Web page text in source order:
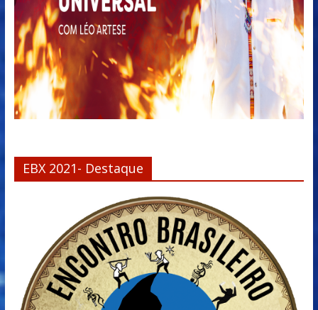
EBX 2021- Destaque